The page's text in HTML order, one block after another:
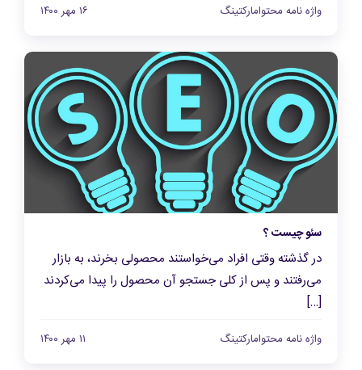
واژه نامه محتوامارکتینگ ۱۶ مهر ۱۴۰۰
سئو چیست ؟
در گذشته وقتی افراد می‌خواستند محصولی بخرند، به بازار
می‌رفتند و پس از کلی جستجو آن محصول را پیدا می‌کردند
[…]
واژه نامه محتوامارکتینگ ۱۱ مهر ۱۴۰۰